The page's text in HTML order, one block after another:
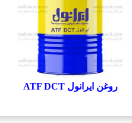
روغن ایرانول ATF DCT